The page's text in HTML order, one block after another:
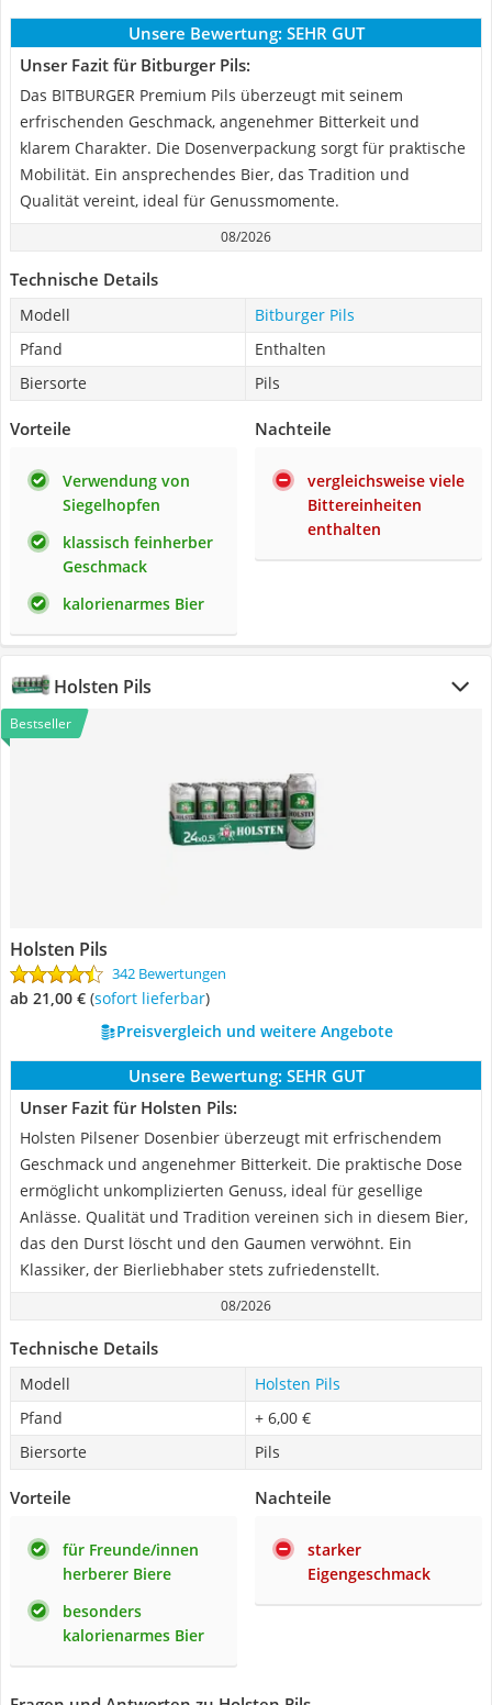
Unsere Bewertung: SEHR GUT
Unser Fazit für Bitburger Pils:
Das BITBURGER Premium Pils überzeugt mit seinem
erfrischenden Geschmack, angenehmer Bitterkeit und
klarem Charakter. Die Dosenverpackung sorgt für praktische
Mobilität. Ein ansprechendes Bier, das Tradition und
Qualität vereint, ideal für Genussmomente.
08/2026
Technische Details
Modell
Bitburger Pils
Pfand
Enthalten
Biersorte
Pils
Vorteile
Verwendung von
Siegelhopfen
klassisch feinherber
Geschmack
kalorienarmes Bier
Nachteile
vergleichsweise viele
Bittereinheiten
enthalten
Holsten Pils
Bestseller
Holsten Pils
342 Bewertungen
ab 21,00 € ( Sofort lieferbar)
Preisvergleich und weitere Angebote
Unsere Bewertung: SEHR GUT
Unser Fazit für Holsten Pils:
Holsten Pilsener Dosenbier überzeugt mit erfrischendem
Geschmack und angenehmer Bitterkeit. Die praktische Dose
ermöglicht unkomplizierten Genuss, ideal für gesellige
Anlässe. Qualität und Tradition vereinen sich in diesem Bier,
das den Durst löscht und den Gaumen verwöhnt. Ein
Klassiker, der Bierliebhaber stets zufriedenstellt.
08/2026
Technische Details
Modell
Holsten Pils
Pfand
+ 6,00 €
Biersorte
Pils
Vorteile
für Freunde/innen
herberer Biere
besonders
kalorienarmes Bier
Nachteile
starker
Eigengeschmack